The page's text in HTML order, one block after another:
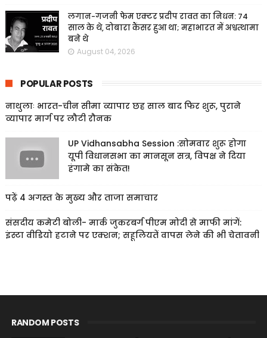
लगान-गजनी फेम एक्टर प्रदीप रावत का निधन: 74
साल के थे, दोबारा कैंसर हुआ था; महाभारत में अश्वत्थामा
बने थे
August 04, 2026
POPULAR POSTS
नाथुलाः भारत-चीन सीमा व्यापार छह साल बाद फिर शुरू, पुराने
व्यापार मार्ग पर लौटी रौनक
UP Vidhansabha Session :सोमवार शुरू होगा
यूपी विधानसभा का मानसून सत्र, विपक्ष ने दिया
हंगामे का संकेत!
पढ़ें 4 अगस्त के मुख्य और ताजा समाचार
संसदीय कमेटी बोली- मार्क जुकरबर्ग पीएम मोदी से माफी मांगें:
इंस्टा वीडियो हटाने पर एक्शन; सहूलियतें वापस लेने की भी चेतावनी
RANDOM POSTS